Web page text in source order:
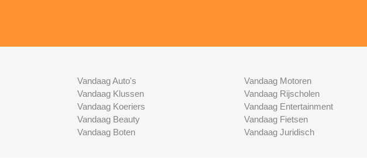
Vandaag Auto's
Vandaag Klussen
Vandaag Koeriers
Vandaag Beauty
Vandaag Boten
Vandaag Motoren
Vandaag Rijscholen
Vandaag Entertainment
Vandaag Fietsen
Vandaag Juridisch